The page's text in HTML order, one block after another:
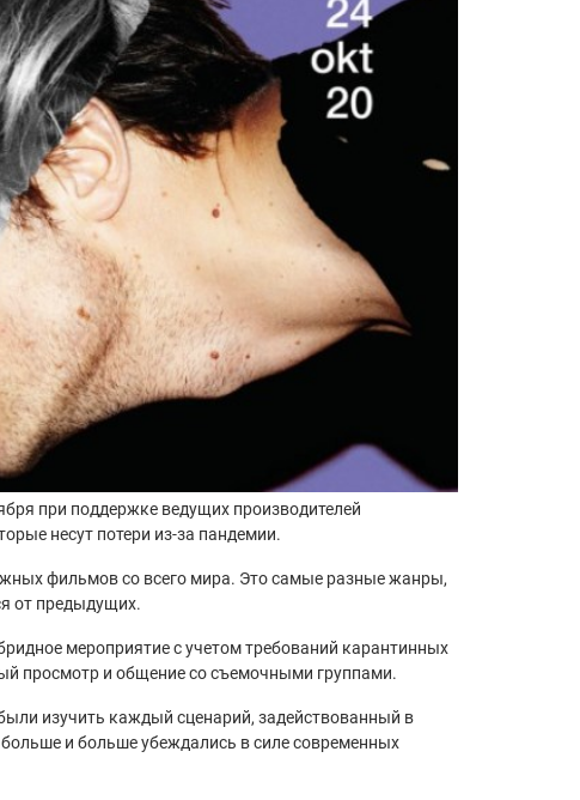
при поддержке ведущих производителей
несут потери из-за пандемии.
фильмов со всего мира. Это самые разные жанры,
от предыдущих.
мероприятие с учетом требований карантинных
просмотр и общение со съемочными группами.
изучить каждый сценарий, задействованный в
и больше убеждались в силе современных